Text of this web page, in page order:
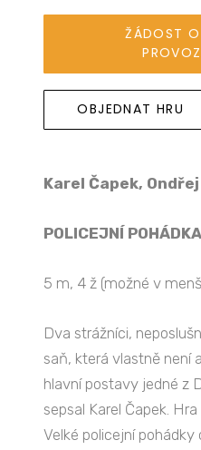
ŽÁDOST
OBJEDNAT HRU
Karel Čapek,
POLICEJNÍ POHÁDKA
5 m, 4 ž (možné v
Dva strážníci,
saň, která vlastně není
hlavní postavy jedné z
sepsal Karel Čapek.
Velké policejní